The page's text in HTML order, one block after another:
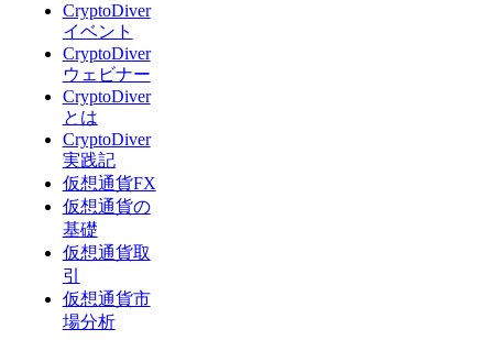
CryptoDiver
イベント
CryptoDiver
ウェビナー
CryptoDiver
とは
CryptoDiver
実践記
仮想通貨FX
仮想通貨の
基礎
仮想通貨取
引
仮想通貨市
場分析